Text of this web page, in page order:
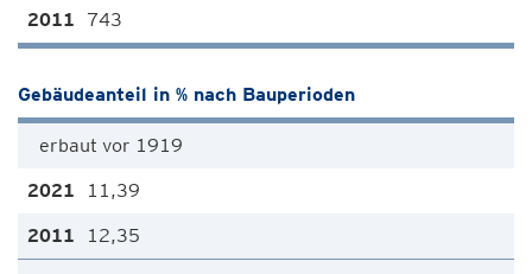
743
Gebäudeanteil in % nach Bauperioden
erbaut vor 1919
11,39
12,35